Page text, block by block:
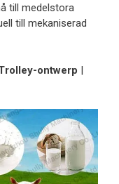
till medelstora
till mekaniserad
ontwerp |